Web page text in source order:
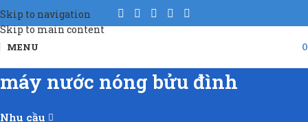
Skip to navigation
Skip to main content
MENU
máy nước nóng bửu đình
Nhu cầu